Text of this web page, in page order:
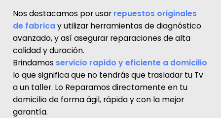
Nos destacamos por usar repuestos originales
de fabrica y utilizar herramientas de diagnóstico
avanzado, y así asegurar reparaciones de alta
calidad y duración.
Brindamos servicio rapido y eficiente a domicilio
lo que significa que no tendrás que trasladar tu Tv
a un taller. Lo Reparamos directamente en tu
domicilio de forma ágil, rápida y con la mejor
garantía.